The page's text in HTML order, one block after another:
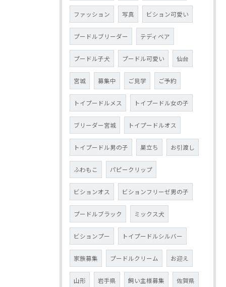
ファッション 写真 ビション可愛い
プードルブリーダー テディベア
プードル子犬 プードル可愛い 仙台
宮城 募集中 ご見学 ご予約
トイプードルメス トイプードル女の子
ブリーダー宮城 トイプードルオス
トイプードル男の子 巣立ち お引渡し
ふわもこ パピークリップ
ビションオス ビションフリーゼ男の子
プードルブラック ミックス犬
ビションプー トイプードルシルバー
家族募集 プードルクリーム お迎え
山形 岩手県 飼い主様募集 佐賀県